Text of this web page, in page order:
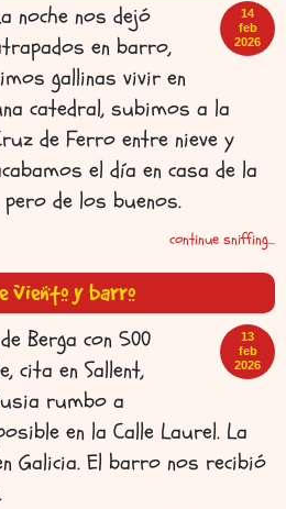
14
feb
2026
noche nos dejó
en barro,
gallinas vivir en
catedral, subimos a la
de Ferro entre nieve y
el día en casa de la
de los buenos.
continue sniffing...
viento y barro
13
feb
2026
Berga con 500
cita en Sallent,
rumbo a
en la Calle Laurel. La
Galicia. El barro nos recibió